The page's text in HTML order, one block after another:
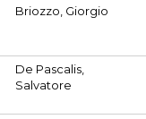
Briozzo, Giorgio
De Pascalis,
Salvatore